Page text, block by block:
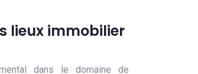
lieux immobilier
dans le domaine de